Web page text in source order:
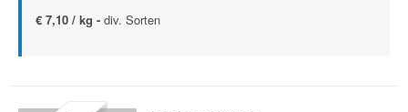
€ 7,10 / kg - div. Sorten